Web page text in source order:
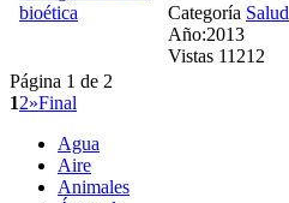
Categoría Salud
Año:2013
Vistas 11212
Página 1 de 2
12»Final
Agua
Aire
Animales